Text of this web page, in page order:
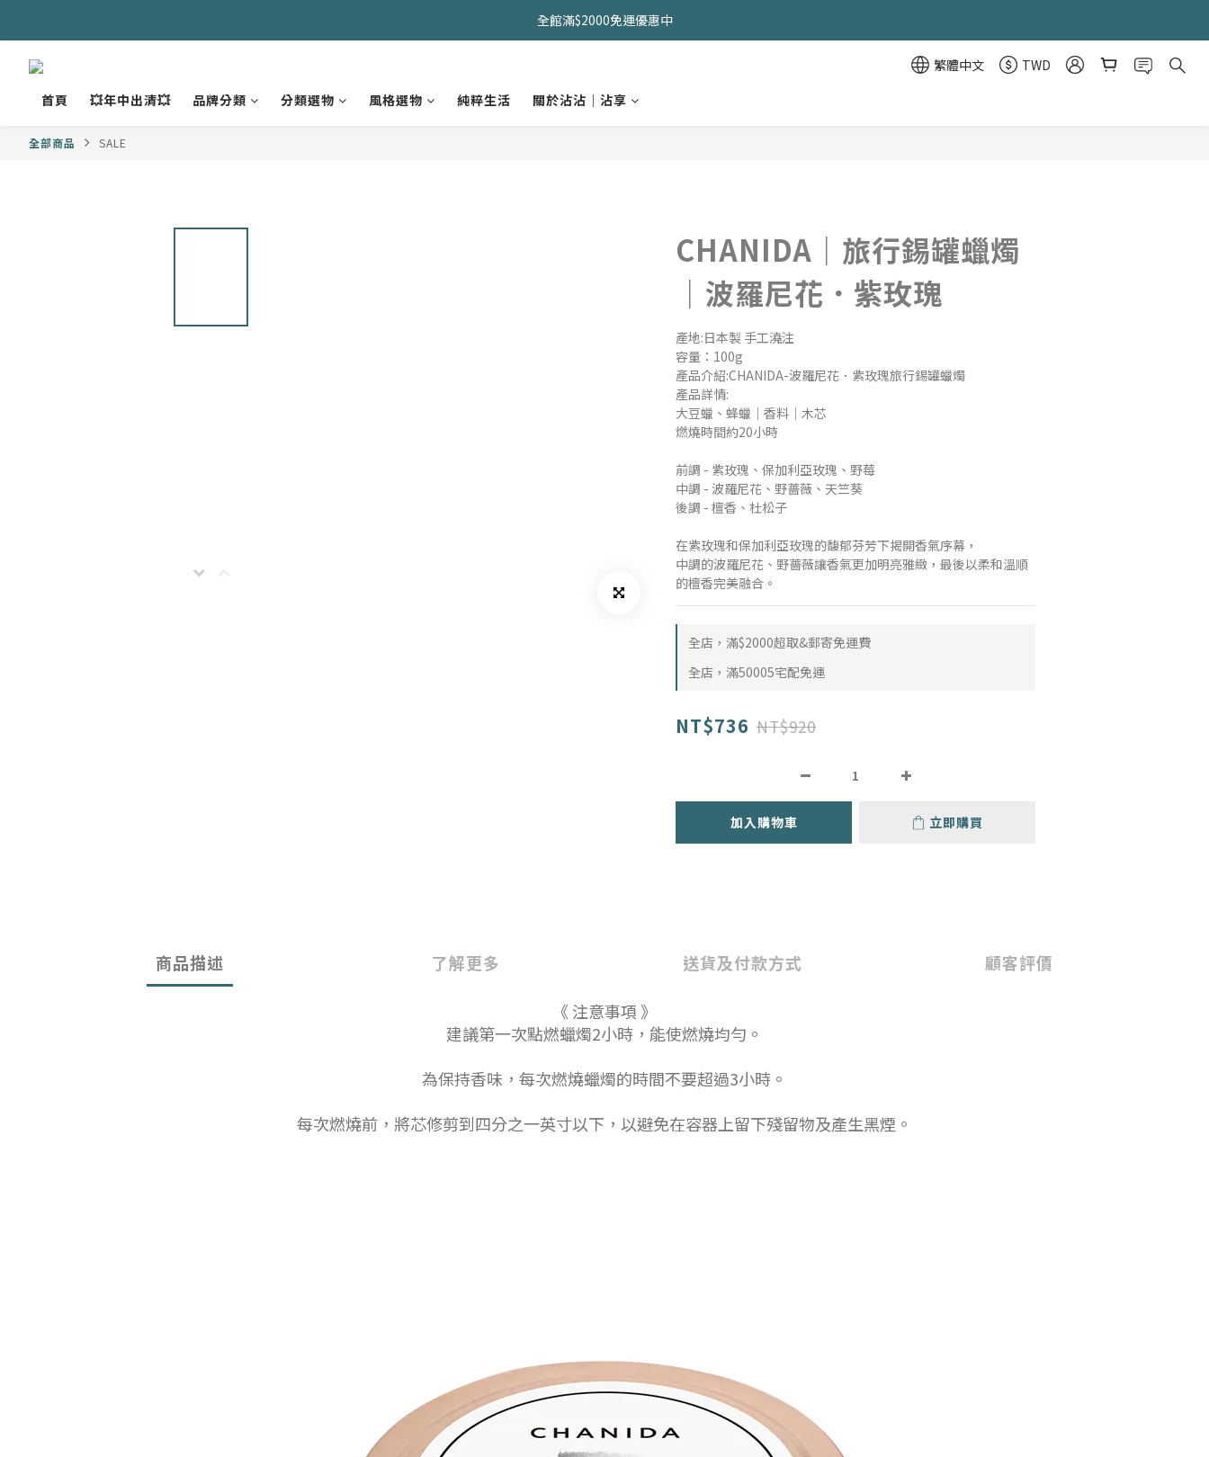
久坐神器>>坐&靠墊組合只要$1488
全館滿$2000免運優惠中
久坐神器>>坐&靠墊組合只要$1488
繁體中文
TWD
首頁
💥年中出清💥 品牌分類 分類選物 風格選物 純粹生活 關於沾沾｜沾享
全部商品 SALE
CHANIDA｜旅行錫罐蠟燭
｜波羅尼花．紫玫瑰
產地:日本製 手工澆注
容量：100g
產品介紹:CHANIDA-波羅尼花．紫玫瑰旅行錫罐蠟燭
產品詳情:
大豆蠟、蜂蠟｜香料｜木芯
燃燒時間約20小時
前調 - 紫玫瑰、保加利亞玫瑰、野莓
中調 - 波羅尼花、野薔薇、天竺葵
後調 - 檀香、杜松子
在紫玫瑰和保加利亞玫瑰的馥郁芬芳下揭開香氣序幕，
中調的波羅尼花、野薔薇讓香氣更加明亮雅緻，最後以柔和溫順
的檀香完美融合。
全店，滿$2000超取&郵寄免運費
全店，滿50005宅配免運
NT$736 NT$920
加入購物車 立即購買
商品描述 了解更多 送貨及付款方式 顧客評價
《 注意事項 》
建議第一次點燃蠟燭2小時，能使燃燒均勻。
為保持香味，每次燃燒蠟燭的時間不要超過3小時。
每次燃燒前，將芯修剪到四分之一英寸以下，以避免在容器上留下殘留物及產生黑煙。